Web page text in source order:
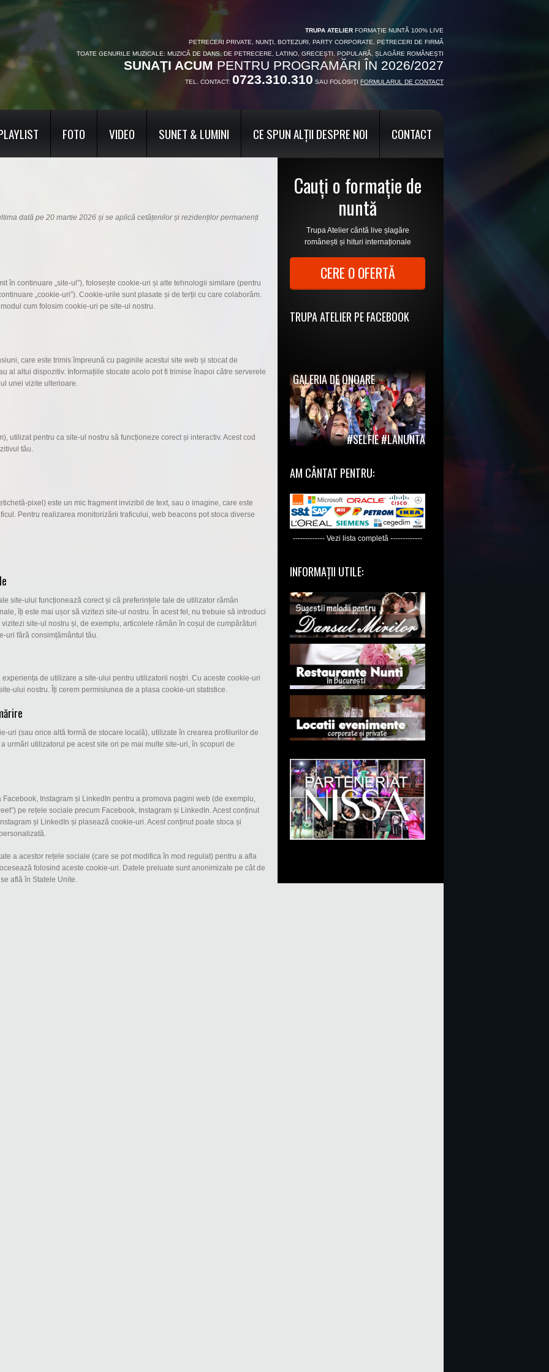
TRUPA ATELIER FORMAȚIE NUNTĂ 100% LIVE
PETRECERI PRIVATE, NUNŢI, BOTEZURI, PARTY CORPORATE, PETRECERI DE FIRMĂ
TOATE GENURILE MUZICALE: MUZICĂ DE DANS, DE PETRECERE, LATINO, GRECEȘTI, POPULARĂ, ȘLAGĂRE ROMÂNEȘTI
SUNAŢI ACUM PENTRU PROGRAMĂRI ÎN 2026/2027
TEL. CONTACT: 0723.310.310 SAU FOLOSIŢI FORMULARUL DE CONTACT
FOTO VIDEO SUNET & LUMINI CE SPUN ALȚII DESPRE NOI CONTACT
dată pe 20 martie 2026 și se aplică cetățenilor și rezidenților permanenți
în continuare „site-ul”), folosește cookie-uri și alte tehnologii similare (pentru
„cookie-uri”). Cookie-urile sunt plasate și de terții cu care colaborăm.
cum folosim cookie-uri pe site-ul nostru.
care este trimis împreună cu paginile acestui site web și stocat de
al altui dispozitiv. Informațiile stocate acolo pot fi trimise înapoi către serverele
unei vizite ulterioare.
utilizat pentru ca site-ul nostru să funcționeze corect și interactiv. Acest cod
tău.
pixel) este un mic fragment invizibil de text, sau o imagine, care este
Pentru realizarea monitorizării traficului, web beacons pot stoca diverse
site-ului funcționează corect și că preferințele tale de utilizator rămân
îți este mai ușor să vizitezi site-ul nostru. În acest fel, nu trebuie să introduci
site-ul nostru și, de exemplu, articolele rămân în coșul de cumpărături
uri fără consimțământul tău.
de utilizare a site-ului pentru utilizatorii noștri. Cu aceste cookie-uri
ului nostru. Îți cerem permisiunea de a plasa cookie-uri statistice.
uri (sau orice altă formă de stocare locală), utilizate în crearea profilurilor de
urmări utilizatorul pe acest site ori pe mai multe site-uri, în scopuri de
Instagram și LinkedIn pentru a promova pagini web (de exemplu,
pe rețele sociale precum Facebook, Instagram și LinkedIn. Acest conținut
și LinkedIn și plasează cookie-uri. Acest conținut poate stoca și
a acestor rețele sociale (care se pot modifica în mod regulat) pentru a afla
folosind aceste cookie-uri. Datele preluate sunt anonimizate pe cât de
află în Statele Unite.
Cauți o formație de
nuntă
Trupa Atelier cântă live șlagăre
românești și hituri internaționale
CERE O OFERTĂ
TRUPA ATELIER PE FACEBOOK
GALERIA DE ONOARE
#SELFIE #LANUNTA
AM CÂNTAT PENTRU:
------------- Vezi lista completă -------------
INFORMAȚII UTILE: